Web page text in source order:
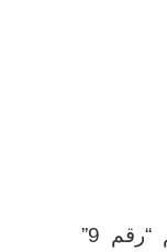
النادي الكتالوني يريد مهاجم “رقم 9”